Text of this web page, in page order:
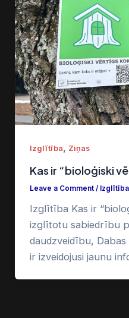
Izglītība, Ziņas
Kas ir “bioloģiski
Leave a Comment / Izglītība
Izglītība Kas ir
izglītotu sabiedrību
daudzveidību,
ir izveidojusi jaunu